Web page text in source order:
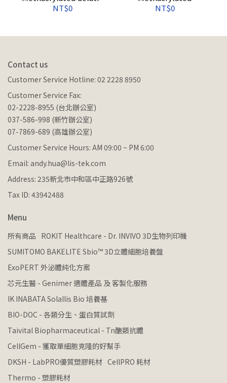
(GelMA)；中取代度甲基丙
NT$0
Hyaluronic Acid；剛性甲
NT$0
Contact us
Customer Service Hotline: 02 2228 8950
Customer Service Fax:
02-2228-8955 (台北辦公室)
037-586-998 (新竹辦公室)
07-7869-689 (高雄辦公室)
Customer Service Hours: AM 09:00 ~ PM 6:00
Email: andy.hua@lis-tek.com
Address: 235新北市中和區中正路926號
Tax ID: 43942488
Menu
所有商品 ROKIT Healthcare - Dr. INVIVO 3D生物列印機
SUMITOMO BAKELITE Sbio™ 3D立體細胞培養盤
ExoPERT 外泌體純化方案
芯元生醫 - Genimer 適體產品 及 客製化服務
IK INABATA Solallis Bio 培養基
BIO-DOC - 各類分生、蛋白質試劑
Taivital Biopharmaceutical - Tn醣類抗體
CellGem - 獲取單細胞克隆的好幫手
DKSH - LabPRO優質塑膠耗材 CellPRO 耗材
Thermo - 塑膠耗材